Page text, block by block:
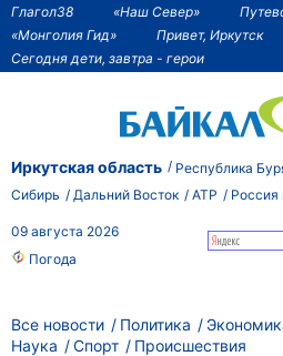
Глагол38 «Наш Север»
«Монголия Гид»
Привет, Иркутск
Сегодня дети, завтра - герои
Иркутская область Республика
Сибирь
Дальний Восток АТР
09 августа 2026
Погода
Все новости Политика
Наука
Спорт Происшествия